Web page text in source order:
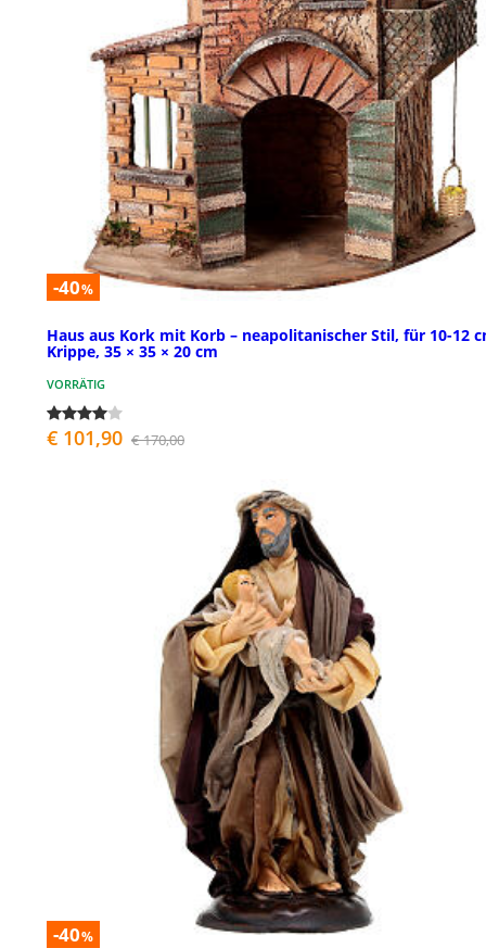
-40%
Haus aus Kork mit Korb – neapolitanischer Stil, für 10-12
Krippe, 35 × 35 × 20 cm
VORRÄTIG
€ 101,90 € 170,00
-40%